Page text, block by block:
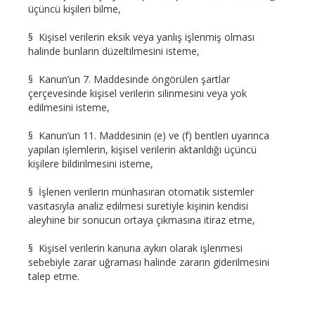
üçüncü kişileri bilme,
§ Kişisel verilerin eksik veya yanlış işlenmiş olması
halinde bunların düzeltilmesini isteme,
§ Kanun’un 7. Maddesinde öngörülen şartlar
çerçevesinde kişisel verilerin silinmesini veya yok
edilmesini isteme,
§ Kanun’un 11. Maddesinin (e) ve (f) bentleri uyarınca
yapılan işlemlerin, kişisel verilerin aktarıldığı üçüncü
kişilere bildirilmesini isteme,
§ İşlenen verilerin münhasıran otomatik sistemler
vasıtasıyla analiz edilmesi suretiyle kişinin kendisi
aleyhine bir sonucun ortaya çıkmasına itiraz etme,
§ Kişisel verilerin kanuna aykırı olarak işlenmesi
sebebiyle zarar uğraması halinde zararın giderilmesini
talep etme.